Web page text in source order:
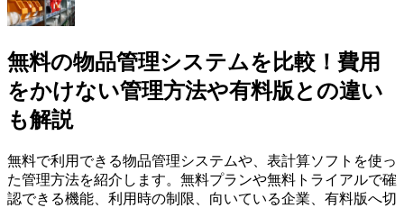
無料の物品管理システムを比較！費用
をかけない管理方法や有料版との違い
も解説
無料で利用できる物品管理システムや、表計算ソフトを使っ
た管理方法を紹介します。無料プランや無料トライアルで確
認できる機能、利用時の制限、向いている企業、有料版へ切